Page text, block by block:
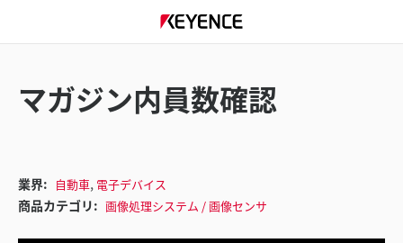
マガジン内員数確認
業界: 自動車, 電子デバイス
商品カテゴリ: 画像処理システム / 画像センサ